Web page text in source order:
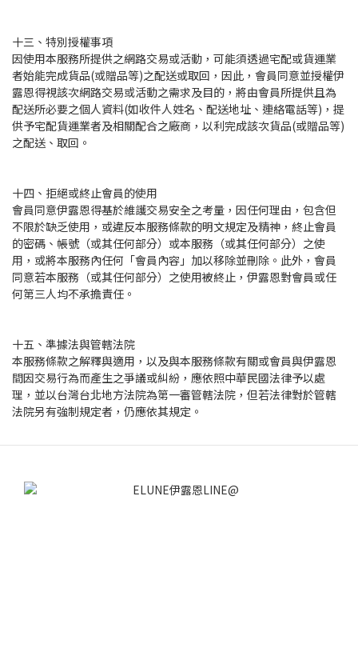
十三、特別授權事項
因使用本服務所提供之網路交易或活動，可能須透過宅配或貨運業
者始能完成貨品(或贈品等)之配送或取回，因此，會員同意並授權伊
露恩得視該次網路交易或活動之需求及目的，將由會員所提供且為
配送所必要之個人資料(如收件人姓名、配送地址、連絡電話等)，提
供予宅配貨運業者及相關配合之廠商，以利完成該次貨品(或贈品等)
之配送、取回。
十四、拒絕或終止會員的使用
會員同意伊露恩得基於維護交易安全之考量，因任何理由，包含但
不限於缺乏使用，或違反本服務條款的明文規定及精神，終止會員
的密碼、帳號（或其任何部分）或本服務（或其任何部分）之使
用，或將本服務內任何「會員內容」加以移除並刪除。此外，會員
同意若本服務（或其任何部分）之使用被終止，伊露恩對會員或任
何第三人均不承擔責任。
十五、準據法與管轄法院
本服務條款之解釋與適用，以及與本服務條款有關或會員與伊露恩
間因交易行為而產生之爭議或糾紛，應依照中華民國法律予以處
理，並以台灣台北地方法院為第一審管轄法院，但若法律對於管轄
法院另有強制規定者，仍應依其規定。